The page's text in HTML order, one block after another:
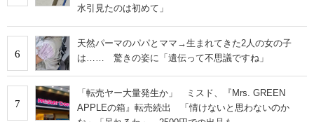
水引見たのは初めて」
6
天然パーマのパパとママ→生まれてきた2人の女の子
は…… 驚きの姿に「遺伝って不思議ですね」
7
「転売ヤー大量発生か」 ミスド、『Mrs. GREEN
APPLEの箱』転売続出 「情けないと思わないのか